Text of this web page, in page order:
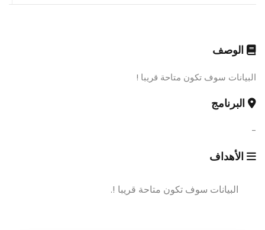
الوصف
البيانات سوف تكون متاحة قريبا !
البرنامج
-
الأهداف
البيانات سوف تكون متاحة قريبا !.